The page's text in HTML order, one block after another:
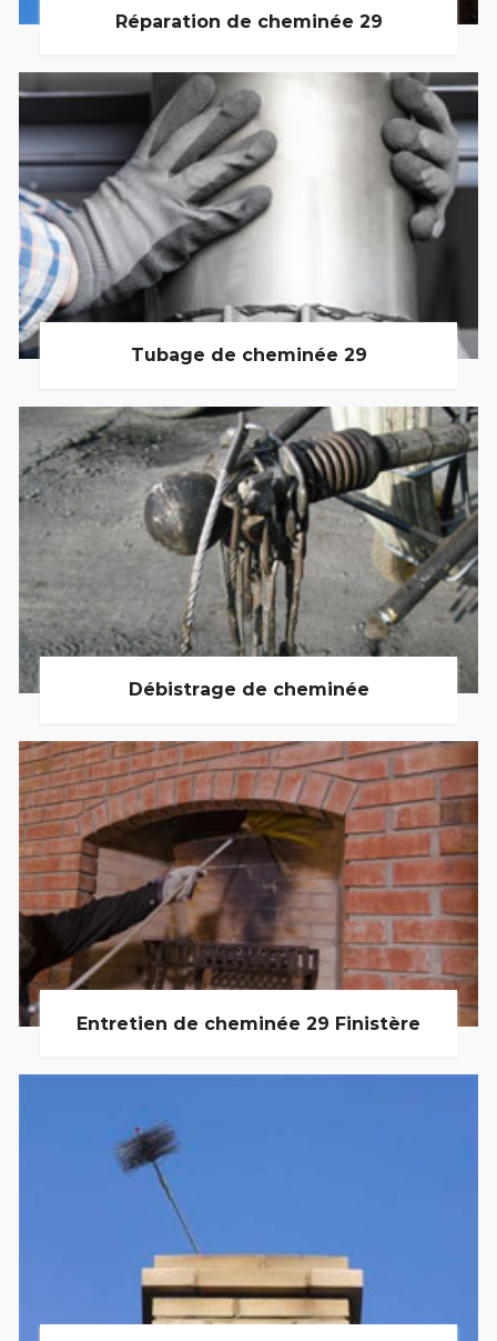
Réparation de cheminée 29
Tubage de cheminée 29
Débistrage de cheminée
Entretien de cheminée 29 Finistère